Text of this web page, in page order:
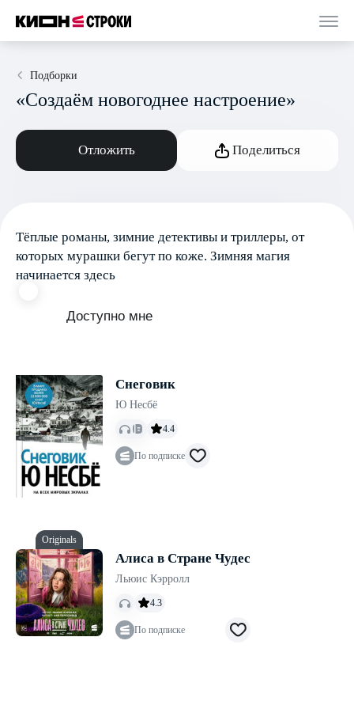
Подборки
«Создаём новогоднее настроение»
Отложить Поделиться
Тёплые романы, зимние детективы и триллеры, от
которых мурашки бегут по коже. Зимняя магия
начинается здесь
Доступно мне
Снеговик
Ю Несбё
4.4
По подписке
Originals
Алиса в Стране Чудес
Льюис Кэрролл
4.3
По подписке